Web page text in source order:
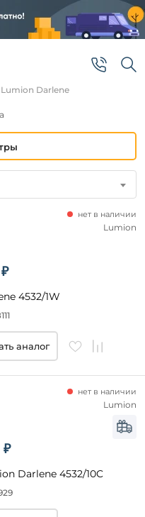
Lumion Darlene
4532/1W
нет в наличии
Lumion
аналог
₽
Darlene 4532/10C
нет в наличии
Lumion